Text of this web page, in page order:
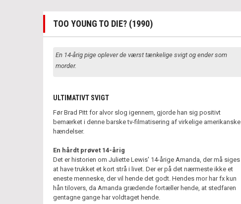
TOO YOUNG TO DIE? (1990)
En 14-årig pige oplever de værst tænkelige svigt og ender som
morder.
ULTIMATIVT SVIGT
Før Brad Pitt for alvor slog igennem, gjorde han sig positivt
bemærket i denne barske tv-filmatisering af virkelige amerikanske
hændelser.
En hårdt prøvet 14-årig
Det er historien om Juliette Lewis' 14-årige Amanda, der må siges
at have trukket et kort strå i livet. Der er på det nærmeste ikke et
eneste menneske, der vil hende det godt. Hendes mor har fx kun
hån tilovers, da Amanda grædende fortæller hende, at stedfaren
gentagne gange har voldtaget hende.